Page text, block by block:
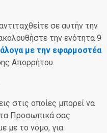
σε αυτήν την
την ενότητα 9
με την εφαρμοστέα
Απορρήτου.
στις οποίες μπορεί να
τα Προσωπικά σας
με το νόμο, για